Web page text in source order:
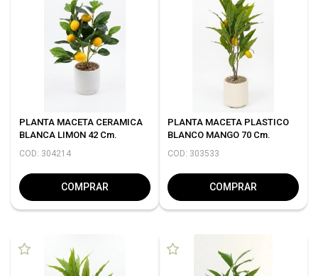
PLANTA MACETA CERAMICA
BLANCA LIMON 42 Cm.
COD: 304214
COMPRAR
PLANTA MACETA PLASTICO
BLANCO MANGO 70 Cm.
COD: 303533
COMPRAR